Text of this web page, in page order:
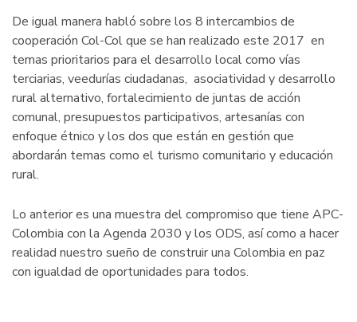
De igual manera habló sobre los 8 intercambios de
cooperación Col-Col que se han realizado este 2017 en
temas prioritarios para el desarrollo local como vías
terciarias, veedurías ciudadanas, asociatividad y desarrollo
rural alternativo, fortalecimiento de juntas de acción
comunal, presupuestos participativos, artesanías con
enfoque étnico y los dos que están en gestión que
abordarán temas como el turismo comunitario y educación
rural.
Lo anterior es una muestra del compromiso que tiene APC-
Colombia con la Agenda 2030 y los ODS, así como a hacer
realidad nuestro sueño de construir una Colombia en paz
con igualdad de oportunidades para todos.